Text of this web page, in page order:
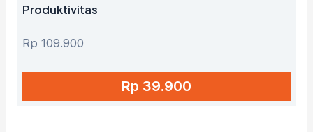
Produktivitas
Rp 109.900
Rp 39.900